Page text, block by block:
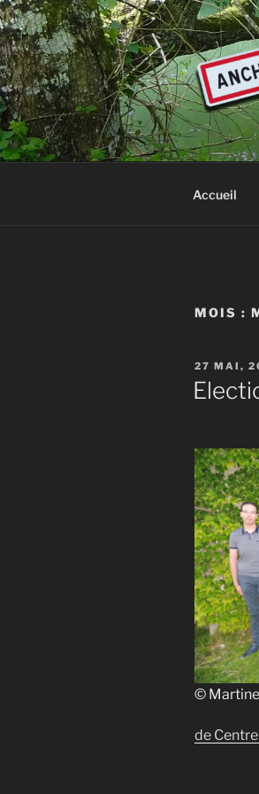
Aller
au
contenu
principal
Accueil
MOIS :
PUBLIÉ
LE
27 MAI,
©
de